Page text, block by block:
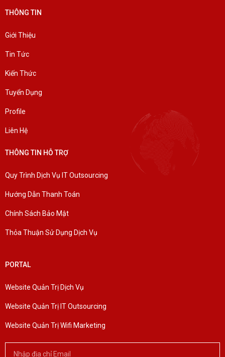
THÔNG TIN
Giới Thiệu
Tin Tức
Kiến Thức
Tuyển Dụng
Profile
Liên Hệ
THÔNG TIN HỖ TRỢ
Quy Trình Dịch Vụ IT Outsourcing
Hướng Dẫn Thanh Toán
Chính Sách Bảo Mật
Thỏa Thuận Sử Dụng Dịch Vụ
PORTAL
Website Quản Trị Dịch Vụ
Website Quản Trị IT Outsourcing
Website Quản Trị Wifi Marketing